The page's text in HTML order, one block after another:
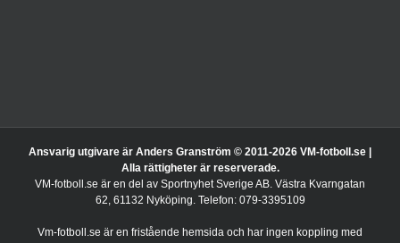
Ansvarig utgivare är Anders Granström © 2011-2026 VM-fotboll.se |
Alla rättigheter är reserverade.
VM-fotboll.se är en del av Sportnyhet Sverige AB. Västra Kvarngatan
62, 61132 Nyköping. Telefon: 079-3395109
Vm-fotboll.se är en fristående hemsida och har ingen koppling med